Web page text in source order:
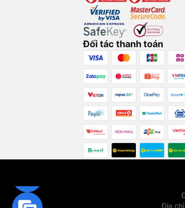
Đối tác thanh toán
Địa chỉ: